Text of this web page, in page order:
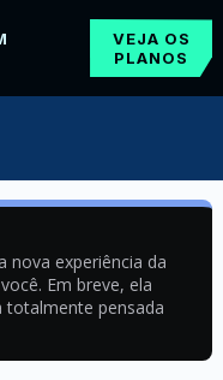
VEJA OS
PLANOS
nova experiência da
Em breve, ela
totalmente pensada